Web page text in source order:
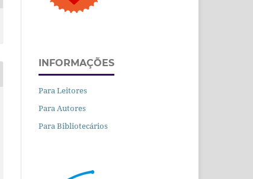
INFORMAÇÕES
Para Leitores
Para Autores
Para Bibliotecários